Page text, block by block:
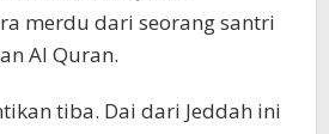
merdu dari seorang santri
Al Quran.
tiba. Dai dari Jeddah ini